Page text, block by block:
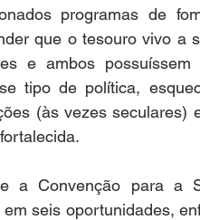
programas de
que o tesouro vivo a
e ambos
tipo de política,
(às vezes seculares)
Convenção para a
seis oportunidades,